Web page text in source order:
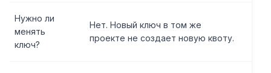
Нужно ли
менять
ключ?
Нет. Новый ключ в том же
проекте не создает новую квоту.